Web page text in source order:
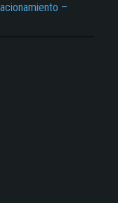
–
erróneos.